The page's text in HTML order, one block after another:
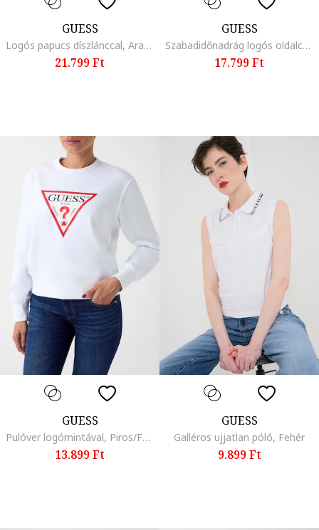
GUESS
Logós papucs díszlánccal, Aranyszín/Világosbarna
21.799 Ft
GUESS
Szabadidőnadrág logós oldalcsíkokkal, Púderlila
17.799 Ft
GUESS
Pulóver logómintával, Piros/Fehér
13.899 Ft
GUESS
Galléros ujjatlan póló, Fehér
9.899 Ft